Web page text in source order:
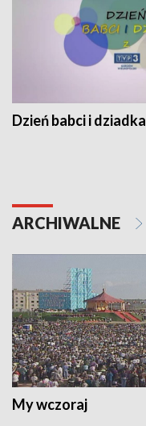
Dzień babci i dziadka
ARCHIWALNE
My wczoraj